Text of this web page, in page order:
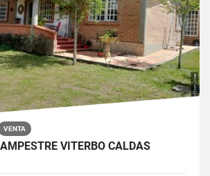
VENTA
VITERBO CALDAS